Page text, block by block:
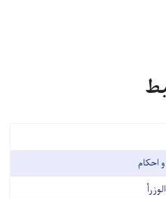
احکام